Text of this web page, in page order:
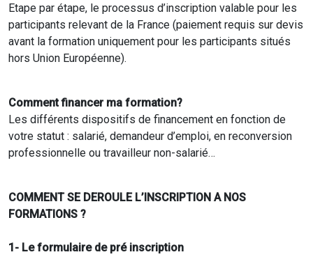
Etape par étape, le processus d’inscription valable pour les
participants relevant de la France (paiement requis sur devis
avant la formation uniquement pour les participants situés
hors Union Européenne).
Comment financer ma formation?
Les différents dispositifs de financement en fonction de
votre statut : salarié, demandeur d’emploi, en reconversion
professionnelle ou travailleur non-salarié…
COMMENT SE DEROULE L’INSCRIPTION A NOS
FORMATIONS ?
1- Le formulaire de pré inscription